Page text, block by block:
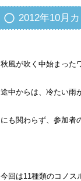
2012年10月
秋風が吹く中始まった
途中からは、冷たい雨
にも関わらず、参加者
今回は11種類のコノス